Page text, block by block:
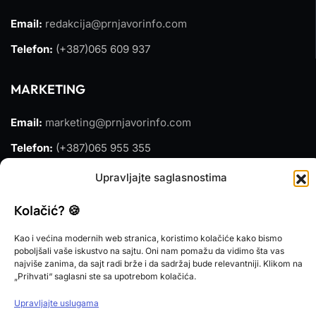
Upravljajte saglasnostima
Kolačić? 🍪
Kao i većina modernih web stranica, koristimo kolačiće kako bismo
poboljšali vaše iskustvo na sajtu. Oni nam pomažu da vidimo šta vas
najviše zanima, da sajt radi brže i da sadržaj bude relevantniji. Klikom na
„Prihvati“ saglasni ste sa upotrebom kolačića.
Upravljajte uslugama
Email: redakcija@prnjavorinfo.com
Telefon: (+387)065 609 937
MARKETING
Email: marketing@prnjavorinfo.com
Telefon: (+387)065 955 355
POŠALJI VIJEST
redakcija@prnjavorinfo.com
Prnjavorinfo.com @2015-2026. All Rights Reserved.